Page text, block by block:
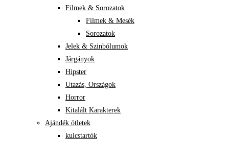
Filmek & Sorozatok
Filmek & Mesék
Sorozatok
Jelek & Szinbólumok
Járgányok
Hipster
Utazás, Országok
Horror
Kitalált Karakterek
Ajándék ötletek
kulcstartók